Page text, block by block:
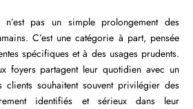
pas un simple prolongement des
C’est une catégorie à part, pensée
spécifiques et à des usages prudents.
foyers partagent leur quotidien avec un
souhaitent souvent privilégier des
identifiés et sérieux dans leur